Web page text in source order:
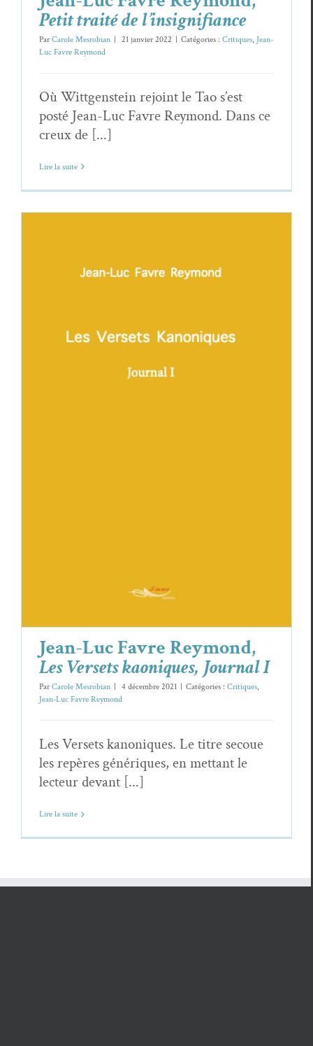
Petit traité de l’insignifiance
ParCarole Mesrobian 21 janvier 2022 Catégories : Critiques, Jean-
Luc Favre Reymond
Où Wittgenstein rejoint le Tao s’est
posté Jean-Luc Favre Reymond. Dans ce
creux de [...]
Lire la suite
Jean-Luc Favre Reymond,
Les Versets kaoniques, Journal I
ParCarole Mesrobian 4 décembre 2021 Catégories : Critiques,
Jean-Luc Favre Reymond
Les Versets kanoniques. Le titre secoue
les repères génériques, en mettant le
lecteur devant [...]
Lire la suite